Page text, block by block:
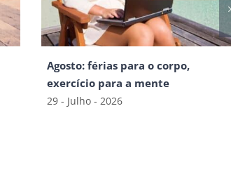
Agosto: férias para o corpo,
exercício para a mente
29 - Julho - 2026